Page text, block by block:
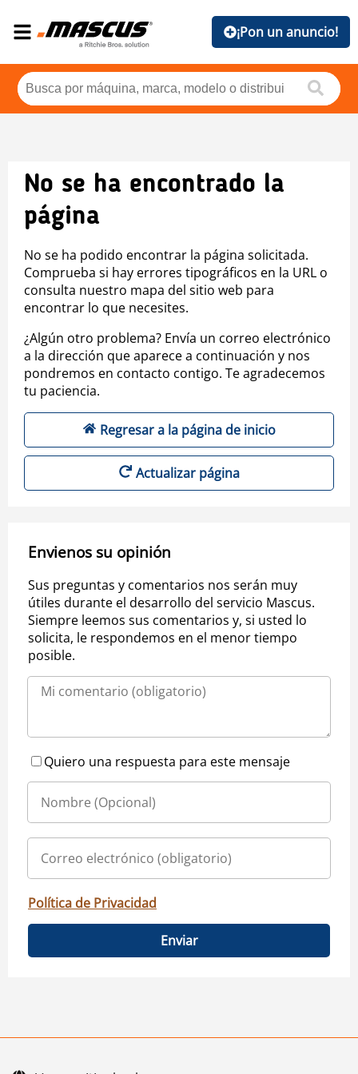
¡Pon un anuncio!
No se ha encontrado la
página
No se ha podido encontrar la página solicitada.
Comprueba si hay errores tipográficos en la URL o
consulta nuestro mapa del sitio web para
encontrar lo que necesites.
¿Algún otro problema? Envía un correo electrónico
a la dirección que aparece a continuación y nos
pondremos en contacto contigo. Te agradecemos
tu paciencia.
Regresar a la página de inicio
Actualizar página
Envienos su opinión
Sus preguntas y comentarios nos serán muy
útiles durante el desarrollo del servicio Mascus.
Siempre leemos sus comentarios y, si usted lo
solicita, le respondemos en el menor tiempo
posible.
Quiero una respuesta para este mensaje
Política de Privacidad
Enviar